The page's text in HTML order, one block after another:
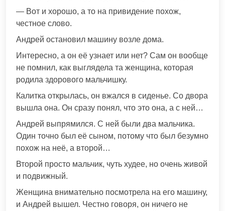
— Вот и хорошо, а то на привидение похож,
честное слово.
Андрей остановил машину возле дома.
Интересно, а он её узнает или нет? Сам он вообще
не помнил, как выглядела та женщина, которая
родила здорового мальчишку.
Калитка открылась, он вжался в сиденье. Со двора
вышла она. Он сразу понял, что это она, а с ней…
Андрей выпрямился. С ней были два мальчика.
Один точно был её сыном, потому что был безумно
похож на неё, а второй…
Второй просто мальчик, чуть худее, но очень живой
и подвижный.
Женщина внимательно посмотрела на его машину,
и Андрей вышел. Честно говоря, он ничего не